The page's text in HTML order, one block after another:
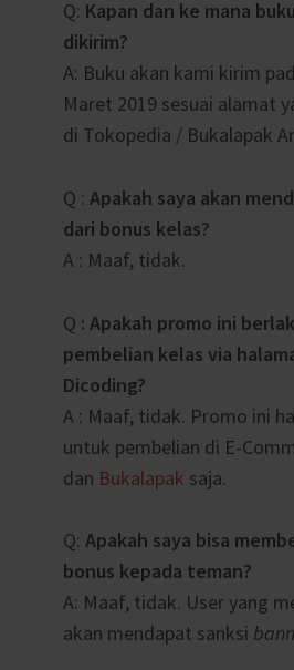
Q: Kapan dan ke mana
dikirim?
A: Buku akan kami kirim
Maret 2019 sesuai alamat
di Tokopedia / Bukalapak
Q : Apakah saya akan
dari bonus kelas?
A : Maaf, tidak.
Q : Apakah promo ini
pembelian kelas via
Dicoding?
A : Maaf, tidak. Promo ini
untuk pembelian di E-
dan Bukalapak saja.
Q: Apakah saya bisa
bonus kepada teman?
A: Maaf, tidak. User yang
akan mendapat sanksi